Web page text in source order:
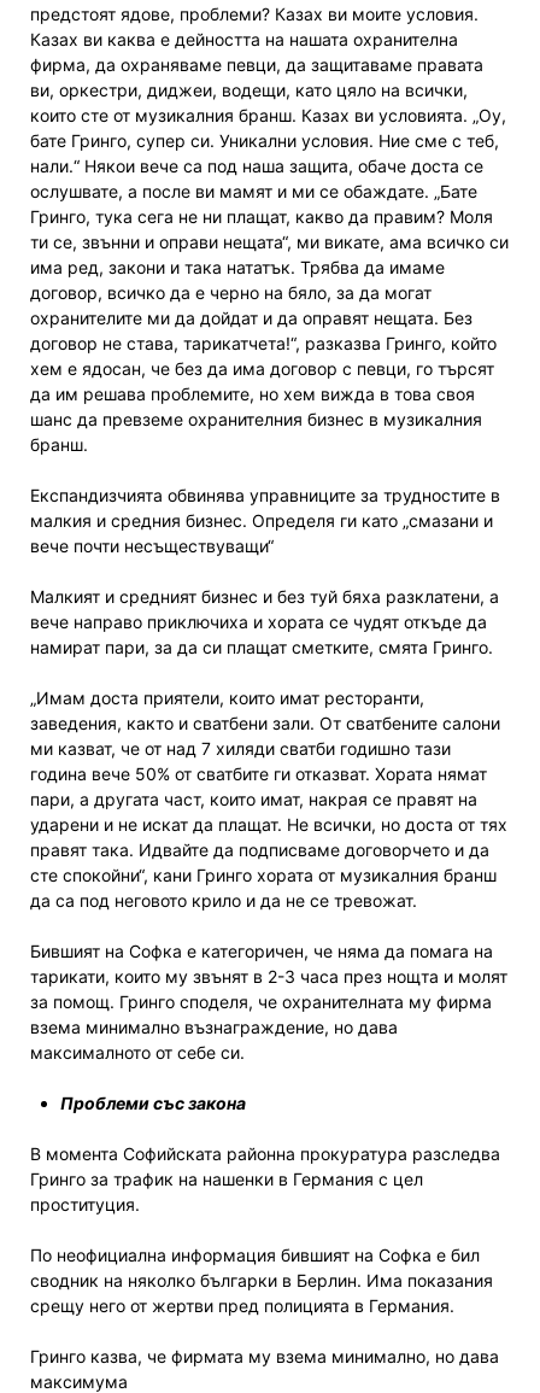
предстоят ядове, проблеми? Казах ви моите условия.
Казах ви каква е дейността на нашата охранителна
фирма, да охраняваме певци, да защитаваме правата
ви, оркестри, диджеи, водещи, като цяло на всички,
които сте от музикалния бранш. Казах ви условията. „Оу,
бате Гринго, супер си. Уникални условия. Ние сме с теб,
нали.“ Някои вече са под наша защита, обаче доста се
ослушвате, а после ви мамят и ми се обаждате. „Бате
Гринго, тука сега не ни плащат, какво да правим? Моля
ти се, звънни и оправи нещата“, ми викате, ама всичко си
има ред, закони и така нататък. Трябва да имаме
договор, всичко да е черно на бяло, за да могат
охранителите ми да дойдат и да оправят нещата. Без
договор не става, тарикатчета!“, разказва Гринго, който
хем е ядосан, че без да има договор с певци, го търсят
да им решава проблемите, но хем вижда в това своя
шанс да превземе охранителния бизнес в музикалния
бранш.
Експандизчията обвинява управниците за трудностите в
малкия и средния бизнес. Определя ги като „смазани и
вече почти несъществуващи“
Малкият и средният бизнес и без туй бяха разклатени, а
вече направо приключиха и хората се чудят откъде да
намират пари, за да си плащат сметките, смята Гринго.
„Имам доста приятели, които имат ресторанти,
заведения, както и сватбени зали. От сватбените салони
ми казват, че от над 7 хиляди сватби годишно тази
година вече 50% от сватбите ги отказват. Хората нямат
пари, а другата част, които имат, накрая се правят на
ударени и не искат да плащат. Не всички, но доста от тях
правят така. Идвайте да подписваме договорчето и да
сте спокойни“, кани Гринго хората от музикалния бранш
да са под неговото крило и да не се тревожат.
Бившият на Софка е категоричен, че няма да помага на
тарикати, които му звънят в 2-3 часа през нощта и молят
за помощ. Гринго споделя, че охранителната му фирма
взема минимално възнаграждение, но дава
максималното от себе си.
Проблеми със закона
В момента Софийската районна прокуратура разследва
Гринго за трафик на нашенки в Германия с цел
проституция.
По неофициална информация бившият на Софка е бил
сводник на няколко българки в Берлин. Има показания
срещу него от жертви пред полицията в Германия.
Гринго казва, че фирмата му взема минимално, но дава
максимума